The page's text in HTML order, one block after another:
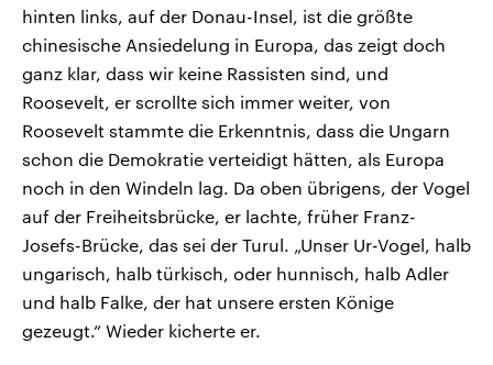
hinten links, auf der Donau-Insel, ist die größte
chinesische Ansiedelung in Europa, das zeigt doch
ganz klar, dass wir keine Rassisten sind, und
Roosevelt, er scrollte sich immer weiter, von
Roosevelt stammte die Erkenntnis, dass die Ungarn
schon die Demokratie verteidigt hätten, als Europa
noch in den Windeln lag. Da oben übrigens, der Vogel
auf der Freiheitsbrücke, er lachte, früher Franz-
Josefs-Brücke, das sei der Turul. „Unser Ur-Vogel, halb
ungarisch, halb türkisch, oder hunnisch, halb Adler
und halb Falke, der hat unsere ersten Könige
gezeugt.“ Wieder kicherte er.